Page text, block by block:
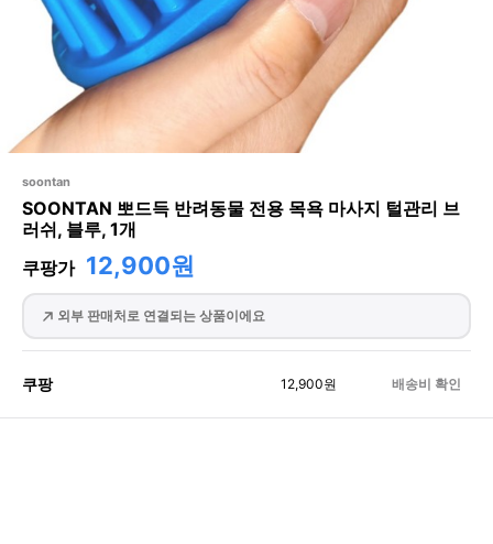
soontan
SOONTAN 뽀드득 반려동물 전용 목욕 마사지 털관리 브
러쉬, 블루, 1개
쿠팡가 12,900원
외부 판매처로 연결되는 상품이에요
쿠팡 12,900원 배송비 확인